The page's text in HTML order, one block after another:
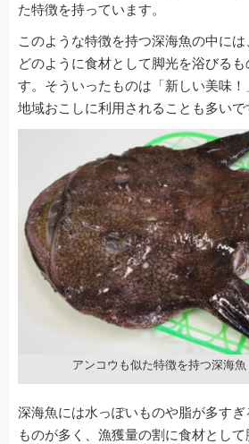
た特徴を持っています。
このような特徴を持つ深海魚の中に
どのように食材として脚光を浴びる
す。そういったものは「新しい美味！
地域おこしに利用されることも多いで
アンコウも似た特徴を持つ深海魚
深海魚には水っぽいものや脂が多す
ものが多く、漁獲量の割に食材とし